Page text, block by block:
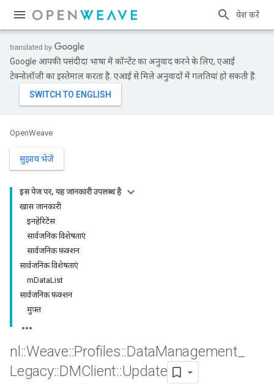
प्रवेश करें
Google आपकी पसंदीदा भाषा में कॉन्टेंट का अनुवाद करने के लिए, एआई
टेक्नोलॉजी का इस्तेमाल करता है. एआई से मिले अनुवादों में गलतियां हो सकती हैं.
OpenWeave
सुझाव भेजें
इस पेज पर, यह जानकारी उपलब्ध है
खास जानकारी
इनहेरिटेंस
सार्वजनिक विशेषताएं
सार्वजनिक फ़ंक्शन
सार्वजनिक विशेषताएं
mDataList
सार्वजनिक फ़ंक्शन
मुफ़्त
nl ::Weave::Profiles::DataManagement
Legacy::DMClient::Update